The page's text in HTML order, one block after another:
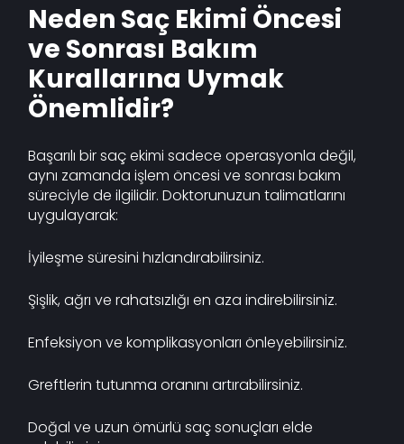
Neden Saç Ekimi Öncesi
ve Sonrası Bakım
Kurallarına Uymak
Önemlidir?
Başarılı bir saç ekimi sadece operasyonla değil,
aynı zamanda işlem öncesi ve sonrası bakım
süreciyle de ilgilidir. Doktorunuzun talimatlarını
uygulayarak:
İyileşme süresini hızlandırabilirsiniz.
Şişlik, ağrı ve rahatsızlığı en aza indirebilirsiniz.
Enfeksiyon ve komplikasyonları önleyebilirsiniz.
Greftlerin tutunma oranını artırabilirsiniz.
Doğal ve uzun ömürlü saç sonuçları elde